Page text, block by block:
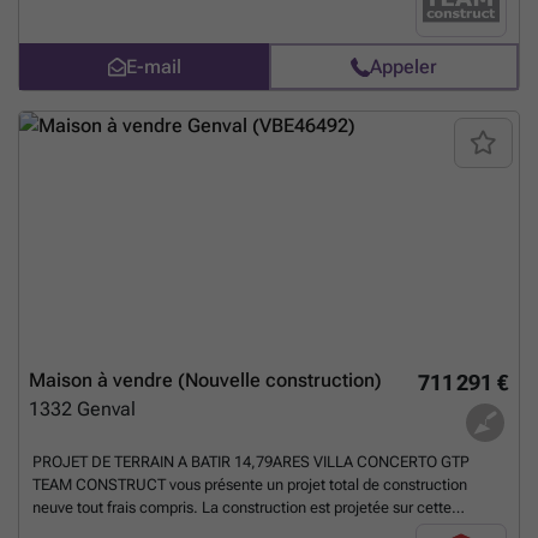
100% traditionnelle k30 (triple vitrage,14 cm d'isolation dans les murs,
entre 22 et 44 cm d'isolation en toiture,12 cm d'isolation dans le sol,
panneaux solaires photovoltaïques compris). Nombreuses possibilités
de personnaliser ou de modifier le projet (possibilité d'agrandissement
à petit prix). Grand choix de matériaux sans supplément. Finitions clé
sur porte en construction 100% traditionnelle avec cahier des charges
E-mail Appeler
711 291 €
Maison à vendre (Nouvelle construction)
1332 Genval
PROJET DE TERRAIN A BATIR 14,79ARES VILLA CONCERTO GTP
TEAM CONSTRUCT vous présente un projet total de construction
neuve tout frais compris. La construction est projetée sur cette
magnifique parcelle de terrain de 14,79ares idéalement située à